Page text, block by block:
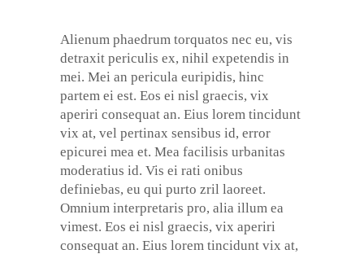
Alienum phaedrum torquatos nec eu, vis
detraxit periculis ex, nihil expetendis in
mei. Mei an pericula euripidis, hinc
partem ei est. Eos ei nisl graecis, vix
aperiri consequat an. Eius lorem tincidunt
vix at, vel pertinax sensibus id, error
epicurei mea et. Mea facilisis urbanitas
moderatius id. Vis ei rati onibus
definiebas, eu qui purto zril laoreet.
Omnium interpretaris pro, alia illum ea
vimest. Eos ei nisl graecis, vix aperiri
consequat an. Eius lorem tincidunt vix at,